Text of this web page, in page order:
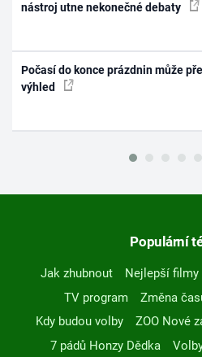
nástroj utne nekonečné debaty
Počasí do konce prázdnin může
výhled
Populární
Jak zhubnout Nejlepší filmy
TV program
Změna
Kdy budou volby
ZOO Nové
7 pádů Honzy Dědka